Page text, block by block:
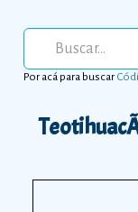
Por acá para buscar